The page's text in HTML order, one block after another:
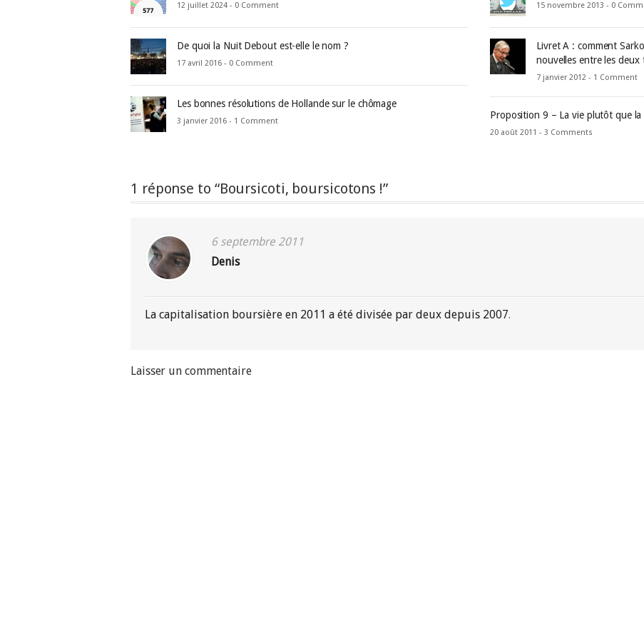
12 juillet 2024 - 0 Comment
De quoi la Nuit Debout est-elle le nom ?
17 avril 2016 - 0 Comment
Les bonnes résolutions de Hollande sur le chômage
3 janvier 2016 - 1 Comment
15 novembre 2013 - 0
Livret A : comment
nouvelles entre les deux
7 janvier 2012 - 1 Comment
Proposition 9 – La vie plutôt que la
20 août 2011 - 3 Comments
1 réponse to “Boursicoti, boursicotons !”
6 septembre 2011
Denis
La capitalisation boursière en 2011 a été divisée par deux depuis 2007.
Laisser un commentaire